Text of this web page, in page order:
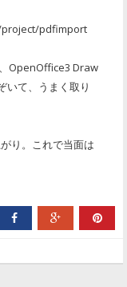
pdfimport
OpenOffice3 Draw
いて、うまく取り
り。これで当面は